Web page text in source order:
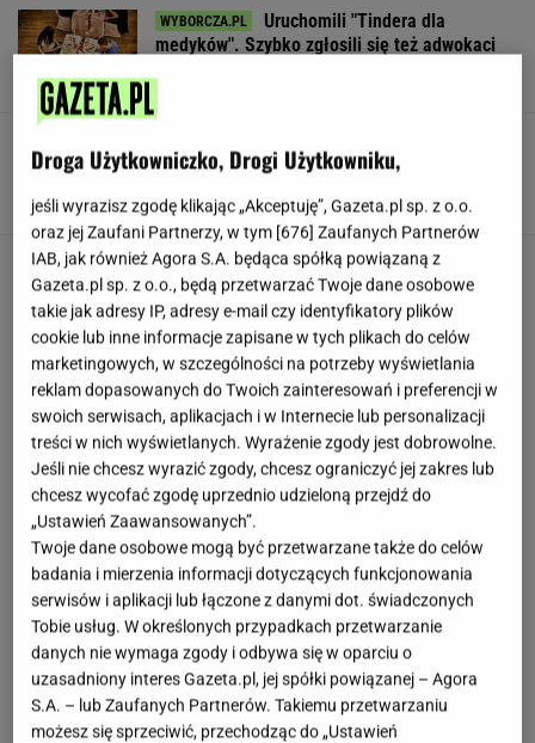
Uruchomili "Tindera dla
medyków". Szybko zgłosili się też adwokaci
SUBSKRYPCJA
Gawryluk reaguje na krytykę po debacie u
Nawrockiego. Co na to Polsat?
Droga Użytkowniczko, Drogi Użytkowniku,
jeśli wyrazisz zgodę klikając „Akceptuję”, Gazeta.pl sp. z o.o.
oraz jej Zaufani Partnerzy, w tym [676] Zaufanych Partnerów
IAB, jak również Agora S.A. będąca spółką powiązaną z
Gazeta.pl sp. z o.o., będą przetwarzać Twoje dane osobowe
takie jak adresy IP, adresy e-mail czy identyfikatory plików
cookie lub inne informacje zapisane w tych plikach do celów
marketingowych, w szczególności na potrzeby wyświetlania
reklam dopasowanych do Twoich zainteresowań i preferencji w
swoich serwisach, aplikacjach i w Internecie lub personalizacji
treści w nich wyświetlanych. Wyrażenie zgody jest dobrowolne.
Jeśli nie chcesz wyrazić zgody, chcesz ograniczyć jej zakres lub
chcesz wycofać zgodę uprzednio udzieloną przejdź do
„Ustawień Zaawansowanych”.
Twoje dane osobowe mogą być przetwarzane także do celów
badania i mierzenia informacji dotyczących funkcjonowania
serwisów i aplikacji lub łączone z danymi dot. świadczonych
Tobie usług. W określonych przypadkach przetwarzanie
danych nie wymaga zgody i odbywa się w oparciu o
uzasadniony interes Gazeta.pl, jej spółki powiązanej – Agora
S.A. – lub Zaufanych Partnerów. Takiemu przetwarzaniu
możesz się sprzeciwić, przechodząc do „Ustawień